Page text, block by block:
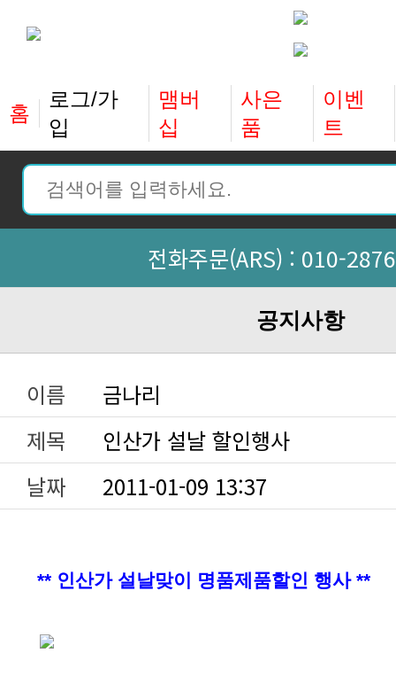
홈
입 십 품 트
전화주문(ARS) : 010-
공지사항
이름
금나리
제목
인산가 설날 할인행사
날짜
2011-01-09 13:37
** 인산가 설날맞이 명품제품할인 행사 **